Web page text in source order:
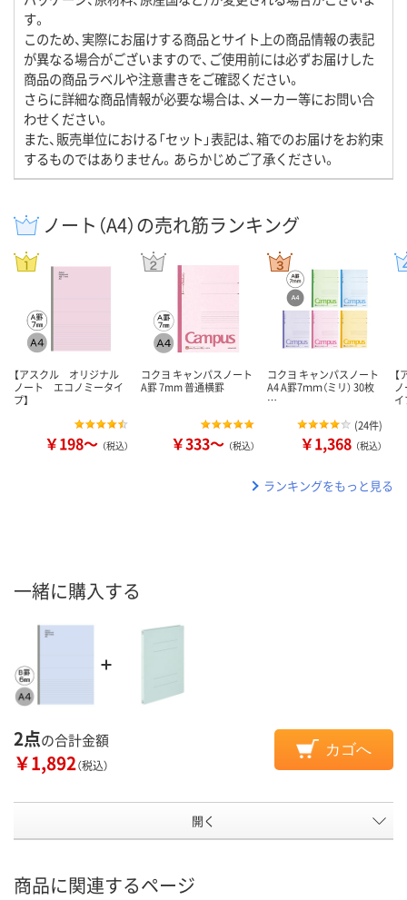
す。
このため、実際にお届けする商品とサイト上の商品情報の表記
が異なる場合がございますので、ご使用前には必ずお届けした
商品の商品ラベルや注意書きをご確認ください。
さらに詳細な商品情報が必要な場合は、メーカー等にお問い合
わせください。
また、販売単位における「セット」表記は、箱でのお届けをお約束
するものではありません。あらかじめご了承ください。
ノート（A4）の売れ筋ランキング
【アスクル オリジナル
ノート エコノミータイ
プ】
￥198～ （税込）
コクヨ キャンパスノート
A罫 7mm 普通横罫
￥333～ （税込）
コクヨ キャンパスノート
A4 A罫7ｍｍ（ミリ） 30枚
…
(24件)
￥1,368 （税込）
イ
ランキングをもっと見る
一緒に購入する
2点の合計金額
￥1,892（税込）
カゴへ
開く
商品に関連するページ